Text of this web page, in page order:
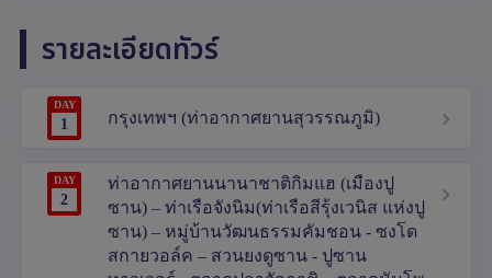
รายละเอียดทัวร์
DAY
1 กรุงเทพฯ (ท่าอากาศยานสุวรรณภูมิ)
DAY
2
ท่าอากาศยานนานาชาติกิมแฮ (เมืองปู
ซาน) – ท่าเรือจังนิม(ท่าเรือสีรุ้งเวนิส แห่งปู
ซาน) – หมู่บ้านวัฒนธรรมคัมชอน - ซงโด
สกายวอล์ค – สวนยงดูซาน - ปูซาน